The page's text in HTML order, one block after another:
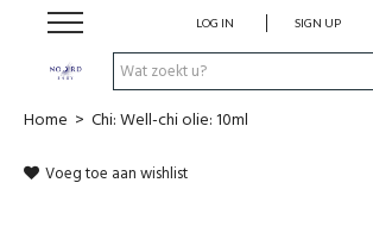
LOG IN SIGN UP
SHOP
Home > Chi: Well-chi olie: 10ml
Voeg toe aan wishlist